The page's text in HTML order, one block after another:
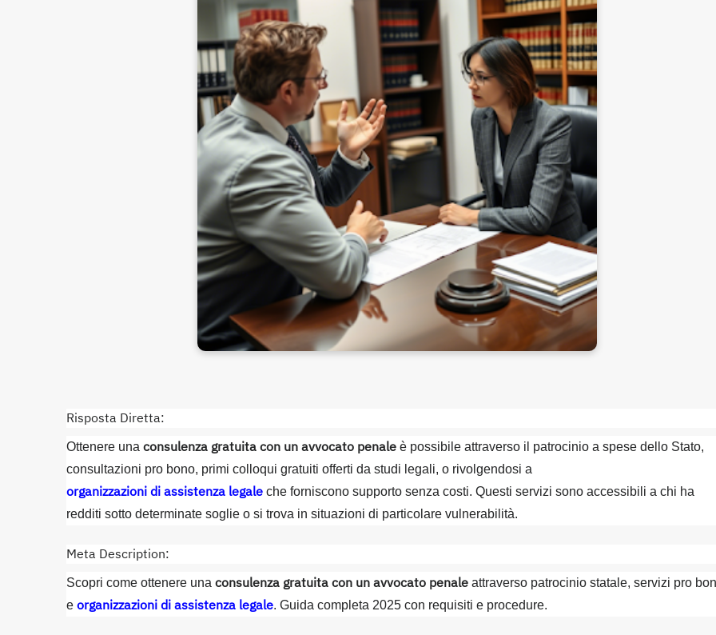
Risposta Diretta:
Ottenere una consulenza gratuita con un avvocato penale è possibile attraverso il patrocinio a spese dello Stato,
consultazioni pro bono, primi colloqui gratuiti offerti da studi legali, o rivolgendosi a
organizzazioni di assistenza legale che forniscono supporto senza costi. Questi servizi sono accessibili a chi ha
redditi sotto determinate soglie o si trova in situazioni di particolare vulnerabilità.
Meta Description:
Scopri come ottenere una consulenza gratuita con un avvocato penale attraverso patrocinio statale, servizi pro
e organizzazioni di assistenza legale. Guida completa 2025 con requisiti e procedure.